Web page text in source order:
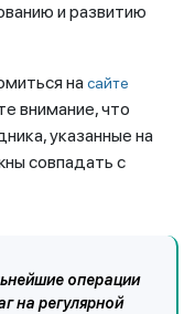
и развитию
на сайте
внимание, что
указанные на
совпадать с
операции
на регулярной